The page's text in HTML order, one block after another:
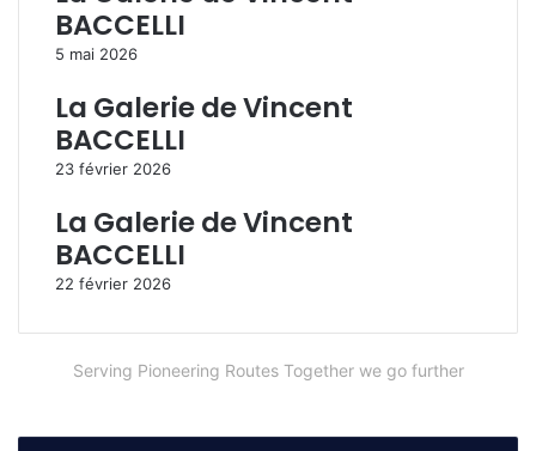
BACCELLI
5 mai 2026
La Galerie de Vincent
BACCELLI
23 février 2026
La Galerie de Vincent
BACCELLI
22 février 2026
Serving Pioneering Routes Together we go further